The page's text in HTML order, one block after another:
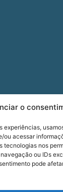
o
experiências,
ou acessar
tecnologias nos
ou IDs
pode
9691-
Técnico:
-